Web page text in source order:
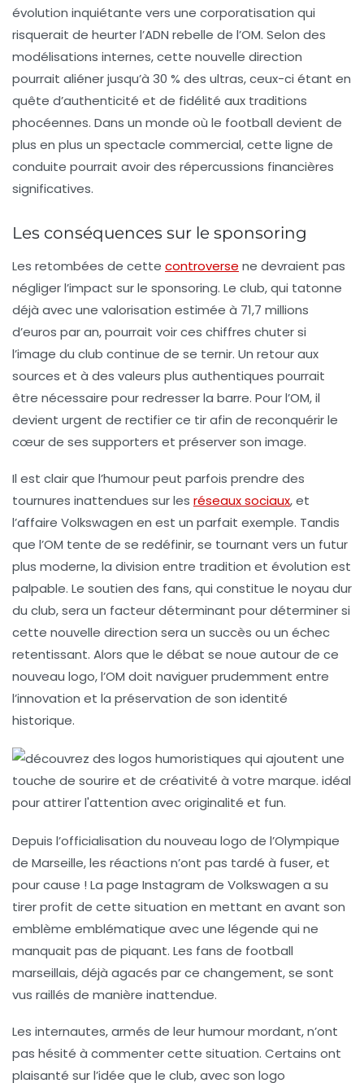
évolution inquiétante vers une corporatisation qui
risquerait de heurter l’ADN rebelle de l’OM. Selon des
modélisations internes, cette nouvelle direction
pourrait aliéner jusqu’à 30 % des ultras, ceux-ci étant en
quête d’authenticité et de fidélité aux traditions
phocéennes. Dans un monde où le football devient de
plus en plus un spectacle commercial, cette ligne de
conduite pourrait avoir des répercussions financières
significatives.
Les conséquences sur le sponsoring
Les retombées de cette controverse ne devraient pas
négliger l’impact sur le sponsoring. Le club, qui tatonne
déjà avec une valorisation estimée à 71,7 millions
d’euros par an, pourrait voir ces chiffres chuter si
l’image du club continue de se ternir. Un retour aux
sources et à des valeurs plus authentiques pourrait
être nécessaire pour redresser la barre. Pour l’OM, il
devient urgent de rectifier ce tir afin de reconquérir le
cœur de ses supporters et préserver son image.
Il est clair que l’humour peut parfois prendre des
tournures inattendues sur les réseaux sociaux, et
l’affaire Volkswagen en est un parfait exemple. Tandis
que l’OM tente de se redéfinir, se tournant vers un futur
plus moderne, la division entre tradition et évolution est
palpable. Le soutien des fans, qui constitue le noyau dur
du club, sera un facteur déterminant pour déterminer si
cette nouvelle direction sera un succès ou un échec
retentissant. Alors que le débat se noue autour de ce
nouveau logo, l’OM doit naviguer prudemment entre
l’innovation et la préservation de son identité
historique.
Depuis l’officialisation du nouveau logo de l’Olympique
de Marseille, les réactions n’ont pas tardé à fuser, et
pour cause ! La page Instagram de Volkswagen a su
tirer profit de cette situation en mettant en avant son
emblème emblématique avec une légende qui ne
manquait pas de piquant. Les fans de football
marseillais, déjà agacés par ce changement, se sont
vus raillés de manière inattendue.
Les internautes, armés de leur humour mordant, n’ont
pas hésité à commenter cette situation. Certains ont
plaisanté sur l’idée que le club, avec son logo